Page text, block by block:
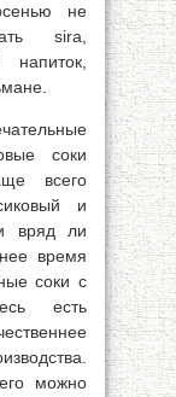
не
sira,
напиток,
соки
всего
и
вряд ли
время
соки с
есть
можно